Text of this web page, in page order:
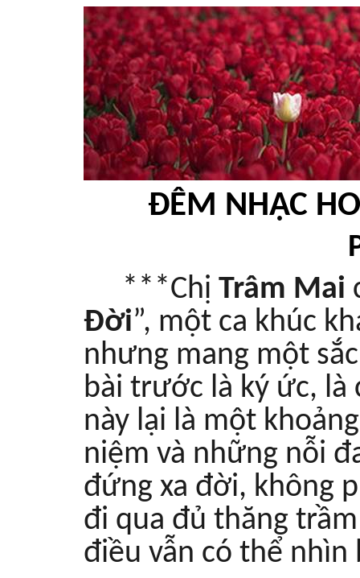
ĐÊM NHẠC
***Chị Trâm Mai
Đời”, một ca khúc
nhưng mang một
bài trước là ký ức, là
này lại là một
niệm và những nỗi
đứng xa đời, không
đi qua đủ thăng
điều vẫn có thể